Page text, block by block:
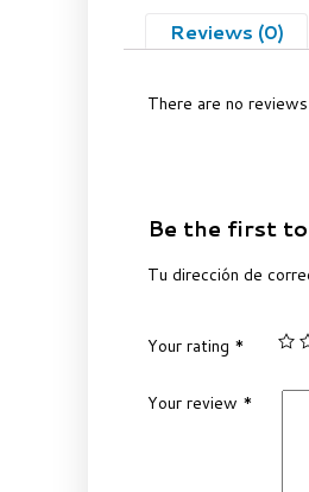
Reviews (0)
There are no
Be the first to
Tu dirección de
Your rating *
Your review *